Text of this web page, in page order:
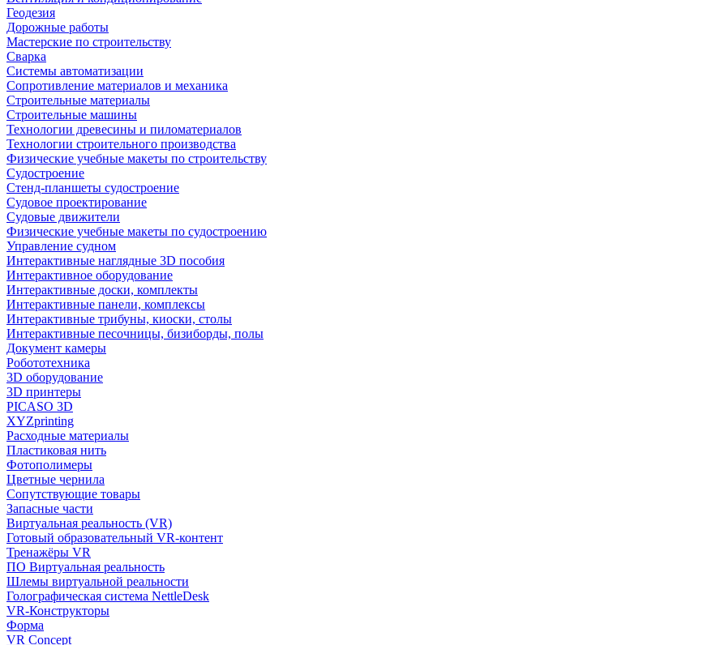
Геодезия
Дорожные работы
Мастерские по строительству
Сварка
Системы автоматизации
Сопротивление материалов и механика
Строительные материалы
Строительные машины
Технологии древесины и пиломатериалов
Технологии строительного производства
Физические учебные макеты по строительству
Судостроение
Стенд-планшеты судостроение
Судовое проектирование
Судовые движители
Физические учебные макеты по судостроению
Управление судном
Интерактивные наглядные 3D пособия
Интерактивное оборудование
Интерактивные доски, комплекты
Интерактивные панели, комплексы
Интерактивные трибуны, киоски, столы
Интерактивные песочницы, бизиборды, полы
Документ камеры
Робототехника
3D оборудование
3D принтеры
PICASO 3D
XYZprinting
Расходные материалы
Пластиковая нить
Фотополимеры
Цветные чернила
Сопутствующие товары
Запасные части
Виртуальная реальность (VR)
Готовый образовательный VR-контент
Тренажёры VR
ПО Виртуальная реальность
Шлемы виртуальной реальности
Голографическая система NettleDesk
VR-Конструкторы
Форма
VR Concept